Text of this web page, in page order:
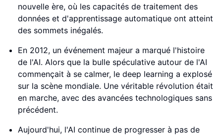
nouvelle ère, où les capacités de traitement des
données et d'apprentissage automatique ont atteint
des sommets inégalés.
En 2012, un événement majeur a marqué l'histoire
de l'AI. Alors que la bulle spéculative autour de l'AI
commençait à se calmer, le deep learning a explosé
sur la scène mondiale. Une véritable révolution était
en marche, avec des avancées technologiques sans
précédent.
Aujourd'hui, l'AI continue de progresser à pas de